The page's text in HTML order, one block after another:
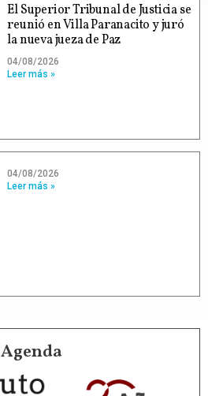
El Superior Tribunal de Justicia se
reunió en Villa Paranacito y juró
la nueva jueza de Paz
04/08/2026
Leer más »
04/08/2026
Leer más »
Agenda